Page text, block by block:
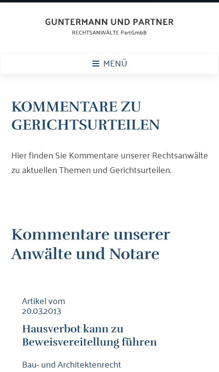
MENÜ
KOMMENTARE ZU
GERICHTSURTEILEN
Hier finden Sie Kommentare unserer Rechtsanwälte
zu aktuellen Themen und Gerichtsurteilen.
Kommentare unserer
Anwälte und Notare
Artikel vom
20.03.2013
Hausverbot kann zu
Beweisvereitellung führen
Bau- und Architektenrecht